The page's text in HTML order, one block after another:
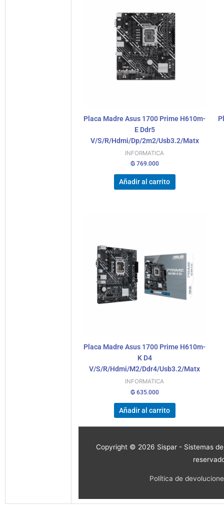
Placa Madre Asus 1700 Prime H610m-
E Ddr5
V/S/R/Hdmi/Dp/2m2/Usb3.2/Matx
INFORMATICA
₲769.000
Añadir al carrito
Placa Madre Asus 1700 Prime H610m-
K D4
V/S/R/Hdmi/M2/Ddr4/Usb3.2/Matx
INFORMATICA
₲635.000
Añadir al carrito
Copyright © 2026 Sispar - Sistemas
Política de